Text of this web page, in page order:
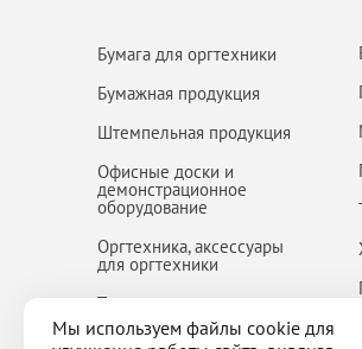
Бумага для оргтехники
Бумажная продукция
Штемпельная продукция
Офисные доски и
демонстрационное
оборудование
Оргтехника, аксессуары
для оргтехники
Товары для творчества и
школы
Мы используем файлы cookie для